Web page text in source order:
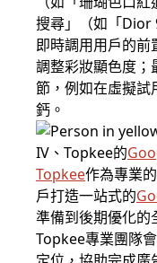
搜尋」（如「Dior
即時調用用戶的前
調整彩妝顯色度；
節，例如在虛擬試
鈣。
IV、Topkee的
Topkee作為專業
戶打造一站式的
準備到後期優化的
Topkee專業團隊